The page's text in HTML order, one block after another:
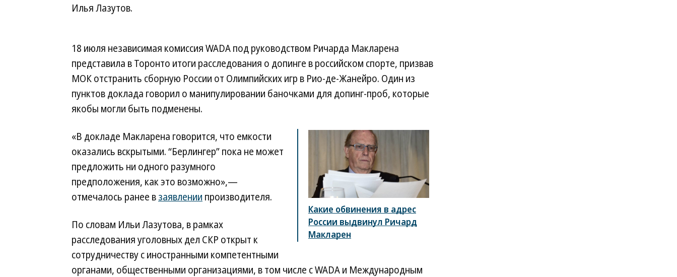
Илья Лазутов.
18 июля независимая комиссия WADA под руководством Ричарда Макларена
представила в Торонто итоги расследования о допинге в российском спорте, призвав
МОК отстранить сборную России от Олимпийских игр в Рио-де-Жанейро. Один из
пунктов доклада говорил о манипулировании баночками для допинг-проб, которые
якобы могли быть подменены.
Какие обвинения в адрес
России выдвинул Ричард
Макларен
«В докладе Макларена говорится, что емкости
оказались вскрытыми. “Берлингер” пока не может
предложить ни одного разумного
предположения, как это возможно»,—
отмечалось ранее взаявлении производителя.
По словам Ильи Лазутова, в рамках
расследования уголовных дел СКР открыт к
сотрудничеству с иностранными компетентными
органами, общественными организациями, в том числе с WADA и Международным